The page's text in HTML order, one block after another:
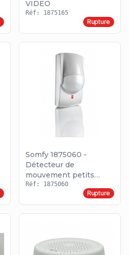
VIDEO
Réf: 1875165
Rupture
Somfy 1875060 -
Détecteur de
mouvement petits
animaux SOMFY
Réf: 1875060
Rupture